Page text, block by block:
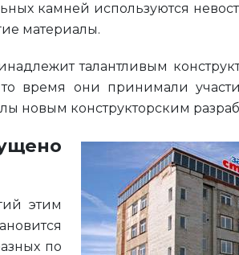
камней используются
материалы.
талантливым
время они принимали
новым конструкторским
этим
по